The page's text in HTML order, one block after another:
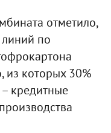
отметило,
линий по
которых 30%
– кредитные